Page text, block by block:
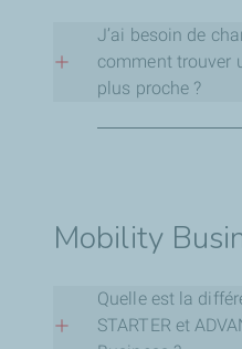
l’application Charge+
J’ai besoin de
comment trouver
plus proche ?
fonctionnalité
Mobility
Quelle est la
STARTER et